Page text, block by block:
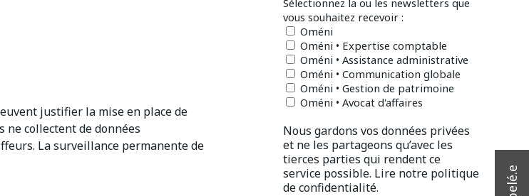
justifier la mise en place de
ne collectent de données
La surveillance permanente de
Sélectionnez la ou les newsletters que
vous souhaitez recevoir :
Oméni
Oméni • Expertise comptable
Oméni • Assistance administrative
Oméni • Communication globale
Oméni • Gestion de patrimoine
Oméni • Avocat d'affaires
Nous gardons vos données privées
et ne les partageons qu’avec les
tierces parties qui rendent ce
service possible. Lire notre politique
de confidentialité.